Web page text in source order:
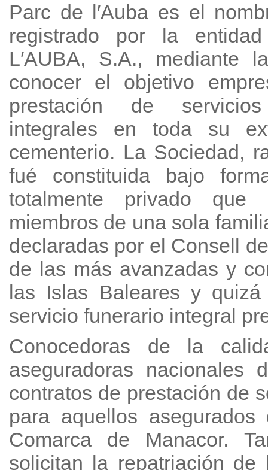
Parc de l′Auba es el
registrado por la
L′AUBA, S.A., mediante
conocer el objetivo
prestación de
integrales en toda su
cementerio. La Sociedad,
fué constituida bajo
totalmente privado que
miembros de una sola
declaradas por el Consell
de las más avanzadas y
las Islas Baleares y
servicio funerario integral
Conocedoras de la
aseguradoras nacionales
contratos de prestación de
para aquellos
Comarca de Manacor.
solicitan la repatriación